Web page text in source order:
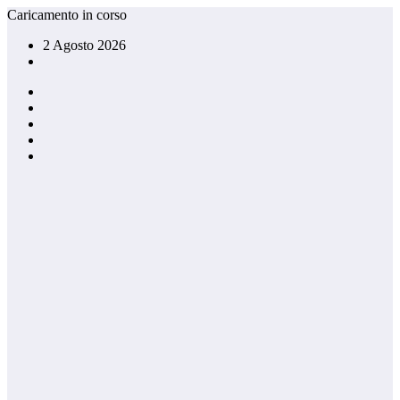
Vai
contenuto
Caricamento in corso
2 Agosto 2026